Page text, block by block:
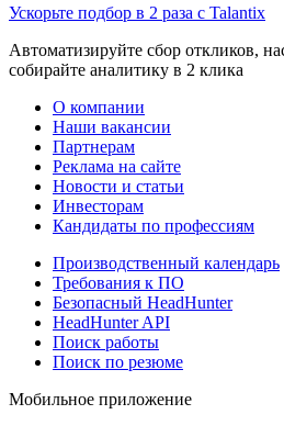
Ускорьте подбор в 2 раза с Talantix
Автоматизируйте сбор откликов,
собирайте аналитику в 2 клика
О компании
Наши вакансии
Партнерам
Реклама на сайте
Новости и статьи
Инвесторам
Кандидаты по профессиям
Производственный календарь
Требования к ПО
Безопасный HeadHunter
HeadHunter API
Поиск работы
Поиск по резюме
Мобильное приложение